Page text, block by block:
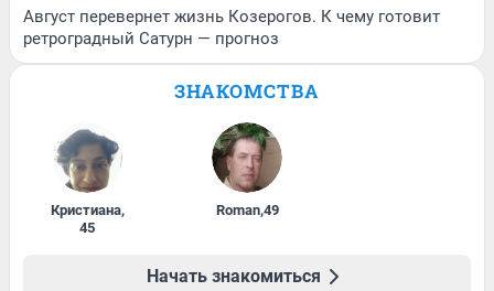
Август перевернет жизнь Козерогов. К чему готовит
ретроградный Сатурн — прогноз
ЗНАКОМСТВА
Кристиана,
45
Roman,49
Начать знакомиться